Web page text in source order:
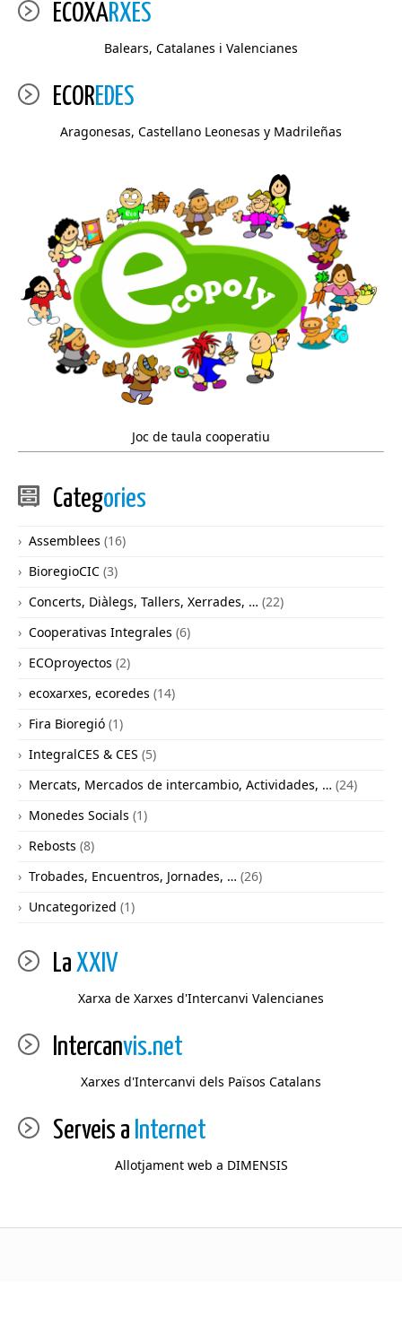
ECOXARXES
Balears, Catalanes i Valencianes
ECOREDES
Aragonesas, Castellano Leonesas y Madrileñas
Joc de taula cooperatiu
Categories
Assemblees (16)
BioregioCIC (3)
Concerts, Diàlegs, Tallers, Xerrades, … (22)
Cooperativas Integrales (6)
ECOproyectos (2)
ecoxarxes, ecoredes (14)
Fira Bioregió (1)
IntegralCES & CES (5)
Mercats, Mercados de intercambio, Actividades, … (24)
Monedes Socials (1)
Rebosts (8)
Trobades, Encuentros, Jornades, … (26)
Uncategorized (1)
La XXIV
Xarxa de Xarxes d'Intercanvi Valencianes
Intercanvis.net
Xarxes d'Intercanvi dels Països Catalans
Serveis a Internet
Allotjament web a DIMENSIS